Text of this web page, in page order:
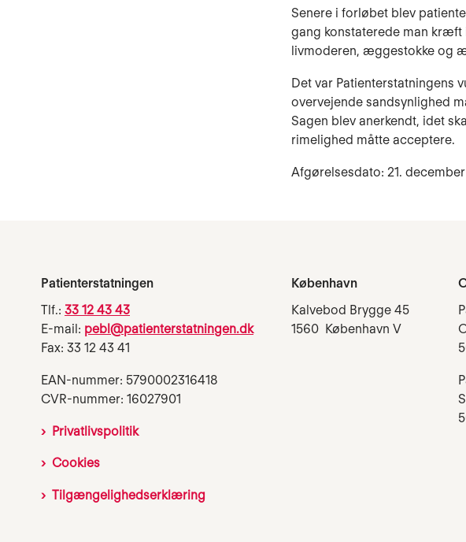
Senere i forløbet blev
gang konstaterede man
livmoderen, æggestokke og
Det var Patienterstatningens
overvejende sandsynlighed
Sagen blev anerkendt, idet
rimelighed måtte acceptere.
Afgørelsesdato: 21.
Patienterstatningen
Tlf.: 33 12 43 43
E-mail: pebl@patienterstatningen.dk
Fax: 33 12 43 41
EAN-nummer: 5790002316418
CVR-nummer: 16027901
Privatlivspolitik
Cookies
Tilgængelighedserklæring
København
Kalvebod Brygge 45
1560 København V